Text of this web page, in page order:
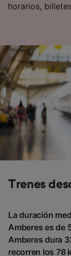
horarios,
Trenes
La duración
Amberes es de
Amberes dura
recorren los 78